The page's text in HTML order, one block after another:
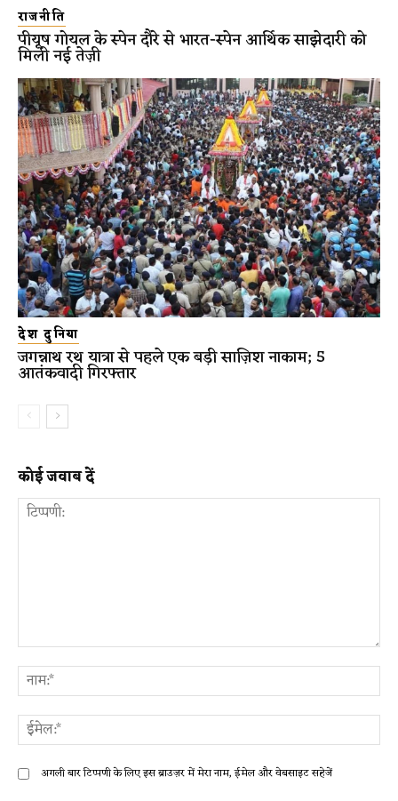
राजनीति
पीयूष गोयल के स्पेन दौरे से भारत-स्पेन आर्थिक साझेदारी को
मिली नई तेज़ी
देश दुनिया
जगन्नाथ रथ यात्रा से पहले एक बड़ी साज़िश नाकाम; 5
आतंकवादी गिरफ्तार
कोई जवाब दें
अगली बार टिप्पणी के लिए इस ब्राउज़र में मेरा नाम, ईमेल और वेबसाइट सहेजें